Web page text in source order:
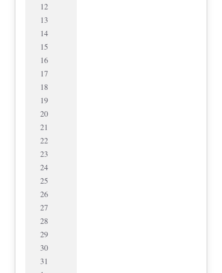
12
13
14
15
16
17
18
19
20
21
22
23
24
25
26
27
28
29
30
31